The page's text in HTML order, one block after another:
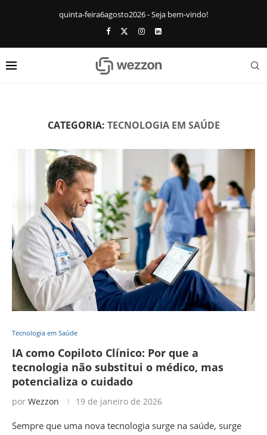
quinta-feira6agosto2026 - Seja bem-vindo!
CATEGORIA: TECNOLOGIA EM SAÚDE
Tecnologia em Saúde
IA como Copiloto Clínico: Por que a
tecnologia não substitui o médico, mas
potencializa o cuidado
por Wezzon 19 de janeiro de 2026
Sempre que uma nova tecnologia surge na saúde, surge